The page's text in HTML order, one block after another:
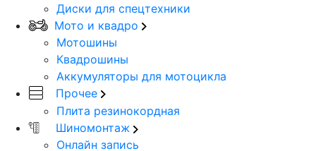
Диски для спецтехники
Мото и квадро
Мотошины
Квадрошины
Аккумуляторы для мотоцикла
Прочее
Плита резинокордная
Шиномонтаж
Онлайн запись